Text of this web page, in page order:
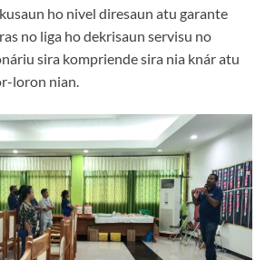
ho nivel diresaun atu garante
no liga ho dekrisaun servisu no
sira kompriende sira nia knár atu
loron nian.